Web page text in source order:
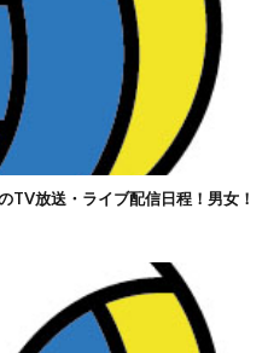
TV放送・ライブ配信日程！男女！